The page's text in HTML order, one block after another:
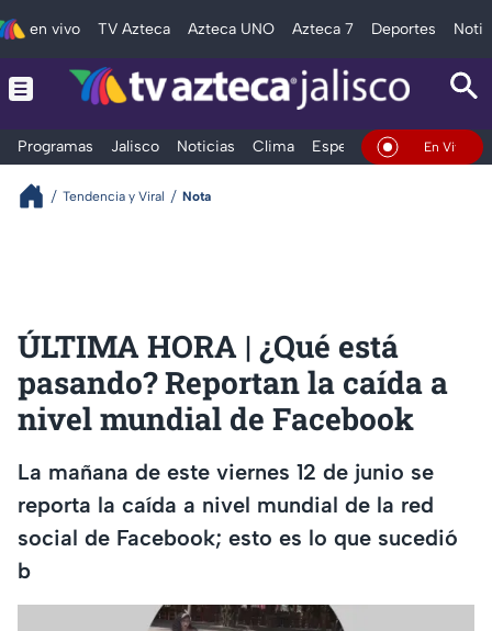
en vivo TV Azteca Azteca UNO Azteca 7 Deportes
Programas Jalisco Noticias Clima Espectáculos Deportes
En Vivo
Tendencia y Viral Nota
ÚLTIMA HORA | ¿Qué está
pasando? Reportan la caída a
nivel mundial de Facebook
La mañana de este viernes 12 de junio se
reporta la caída a nivel mundial de la red
social de Facebook; esto es lo que sucedió
b